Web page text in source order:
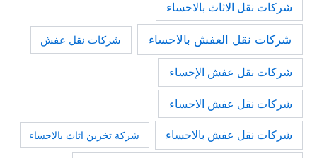
شركات نقل الاثاث بالاحساء
شركات نقل العفش بالاحساء شركات نقل عفش
شركات نقل عفش الإحساء
شركات نقل عفش الاحساء
شركات نقل عفش بالاحساء شركة تخزين اثاث بالاحساء